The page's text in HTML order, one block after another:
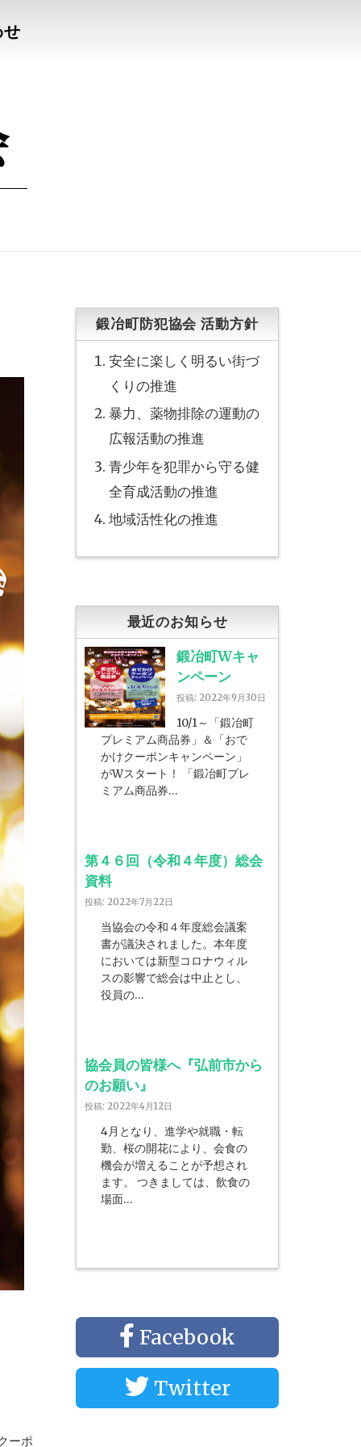
ーポ
鍛冶町防犯協会 活動方針
安全に楽しく明るい街づ
くりの推進
暴力、薬物排除の運動の
広報活動の推進
青少年を犯罪から守る健
全育成活動の推進
地域活性化の推進
最近のお知らせ
鍛冶町Wキャ
ンペーン
投稿: 2022年9月30日
10/1～「鍛冶町
プレミアム商品券」＆「おで
かけクーポンキャンペーン」
がWスタート！ 「鍛冶町プレ
ミアム商品券…
第４６回（令和４年度）総会
資料
投稿: 2022年7月22日
当協会の令和４年度総会議案
書が議決されました。本年度
においては新型コロナウィル
スの影響で総会は中止とし、
役員の…
協会員の皆様へ『弘前市から
のお願い』
投稿: 2022年4月12日
4月となり、進学や就職・転
勤、桜の開花により、会食の
機会が増えることが予想され
ます。 つきましては、飲食の
場面…
Facebook
Twitter